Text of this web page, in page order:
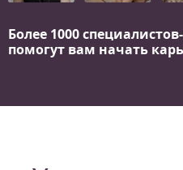
Более 1000
помогут вам начать